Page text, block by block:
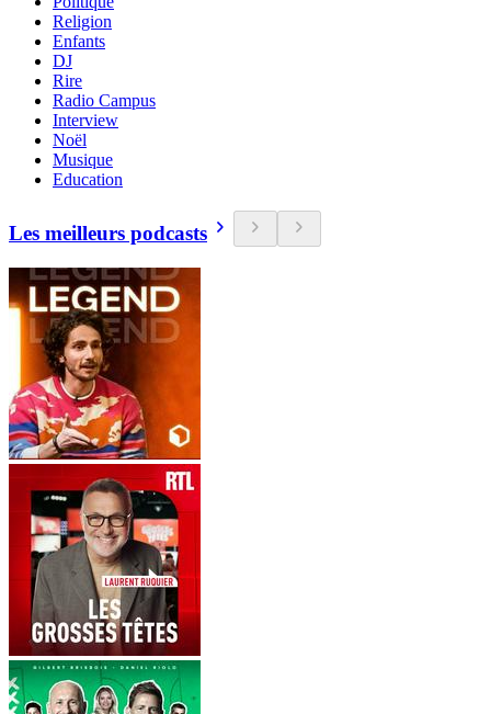
Religion
Enfants
DJ
Rire
Radio Campus
Interview
Noël
Musique
Education
Les meilleurs podcasts